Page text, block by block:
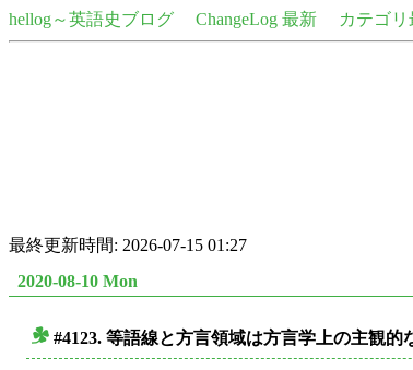
hellog～英語史ブログ ChangeLog 最新 カテゴリ
最終更新時間: 2026-07-15 01:27
2020-08-10 Mon
#4123. 等語線と方言領域は方言学上の主観的